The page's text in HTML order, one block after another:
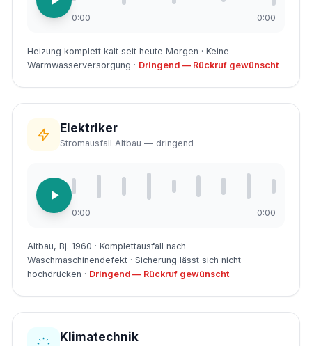
0:00 0:00
Heizung komplett kalt seit heute Morgen · Keine
Warmwasserversorgung · Dringend — Rückruf gewünscht
Elektriker
Stromausfall Altbau — dringend
0:00 0:00
Altbau, Bj. 1960 · Komplettausfall nach
Waschmaschinendefekt · Sicherung lässt sich nicht
hochdrücken · Dringend — Rückruf gewünscht
Klimatechnik